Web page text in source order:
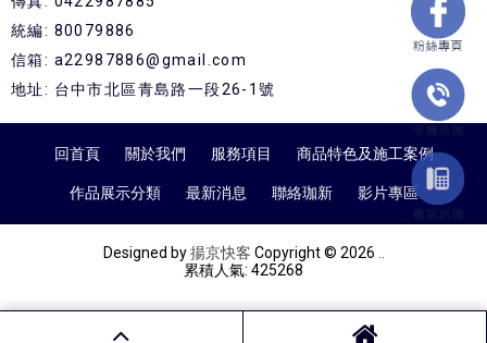
統編: 80079886
信箱: a22987886@gmail.com
地址: 台中市北區青島路一段26-1號
回首頁 關於我們 服務項目 商品特色及施工案例
作品展示分類 最新消息 聯絡珈新 影片專區
Designed by揚京快客 Copyright © 2026
累積人氣: 425268